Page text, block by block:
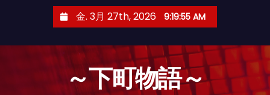
金. 3月 27th, 2026 9:19:58 AM
～下町物語～